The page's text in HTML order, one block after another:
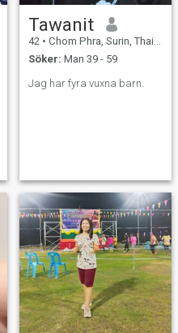
Tawanit
42 • Chom Phra, Surin, Thailand
Söker: Man 39 - 59
Jag har fyra vuxna barn.